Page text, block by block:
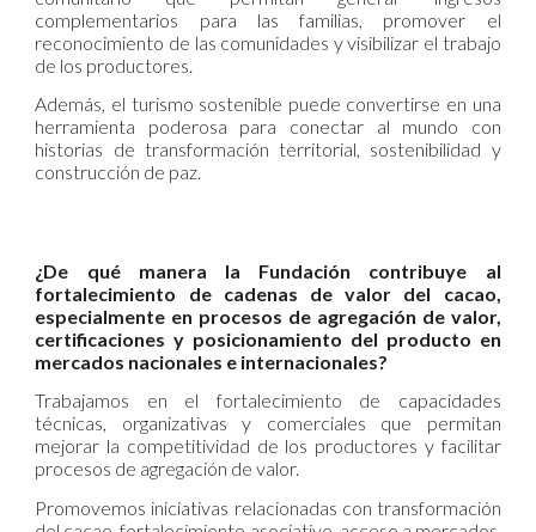
complementarios para las familias, promover el
reconocimiento de las comunidades y visibilizar el trabajo
de los productores.
Además, el turismo sostenible puede convertirse en una
herramienta poderosa para conectar al mundo con
historias de transformación territorial, sostenibilidad y
construcción de paz.
¿De qué manera la Fundación contribuye al
fortalecimiento de cadenas de valor del cacao,
especialmente en procesos de agregación de valor,
certificaciones y posicionamiento del producto en
mercados nacionales e internacionales?
Trabajamos en el fortalecimiento de capacidades
técnicas, organizativas y comerciales que permitan
mejorar la competitividad de los productores y facilitar
procesos de agregación de valor.
Promovemos iniciativas relacionadas con transformación